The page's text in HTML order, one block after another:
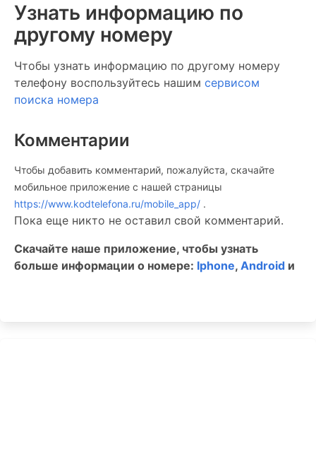
Узнать информацию по
другому номеру
Чтобы узнать информацию по другому номеру
телефону воспользуйтесь нашим сервисом
поиска номера
Комментарии
Чтобы добавить комментарий, пожалуйста, скачайте
мобильное приложение c нашей страницы
https://www.kodtelefona.ru/mobile_app/ .
Пока еще никто не оставил свой комментарий.
Скачайте наше приложение, чтобы узнать
больше информации о номере: Iphone, Android и